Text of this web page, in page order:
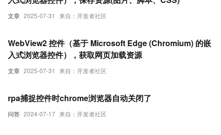
文章 2025-07-31 来自：开发者社区
文章 2025-07-31 来自：开发者社区
WebView2 控件（基于 Microsoft Edge (Chromium) 的嵌
入式浏览器控件），获取网页加载资源
问答 2024-07-17 来自：开发者社区
rpa捕捉控件时chrome浏览器自动关闭了